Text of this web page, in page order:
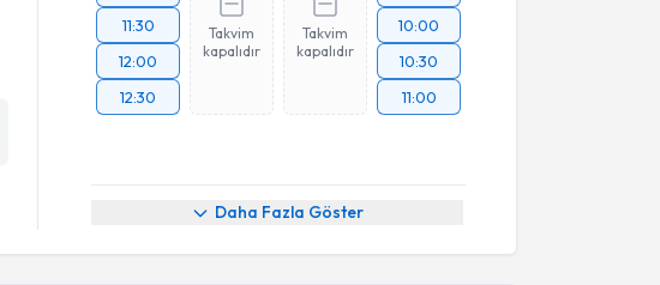
11:30
12:00
12:30
Takvim
kapalıdır
Takvim
kapalıdır
10:00
10:30
11:00
Daha Fazla Göster